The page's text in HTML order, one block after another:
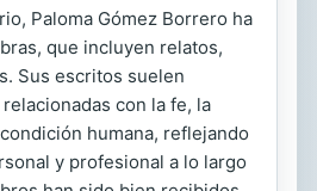
Paloma Gómez Borrero ha
que incluyen relatos,
Sus escritos suelen
con la fe, la
humana, reflejando
y profesional a lo largo